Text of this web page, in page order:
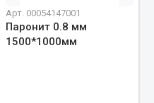
Арт. 00054147001
Паронит 0.8 мм
1500*1000мм